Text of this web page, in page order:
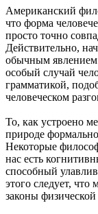
Американский
что форма
просто точно
Действительно,
обычным явлением
особый случай
грамматикой,
человеческом
То, как устроено
природе
Некоторые
нас есть
способный
этого следует,
законы